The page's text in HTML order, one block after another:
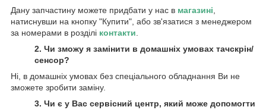
Дану запчастину можете придбати у нас в магазині
натиснувши на кнопку "Купити", або зв'язатися з менеджером
за номерами в розділі контакти
2. Чи зможу я замінити в домашніх умовах тачскрін/
сенсор?
Ні, в домашніх умовах без спеціального обладнання Ви не
зможете зробити заміну.
3. Чи є у Вас сервісний центр, який може допомогти